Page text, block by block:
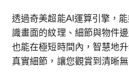
透過奇美超能AI運算引擎，
識畫面的紋理、細節與物件
也能在極短時間內，智慧地
真實細節，讓您觀賞到清晰